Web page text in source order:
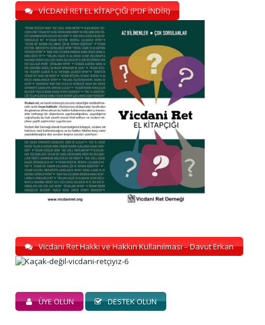
VİCDANİ RET EL KİTAPÇIĞI (PDF İNDİR)
Vicdani Ret Hakkı ve Hakkın Kullanılması – Davut Erkan
ÜYE OLUN DESTEK OLUN